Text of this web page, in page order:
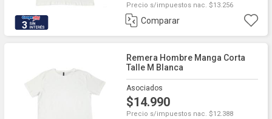
3
Precio s/impuestos nac. $13.256
Comparar
Remera Hombre Manga Corta
Talle M Blanca
Asociados
$14.990
Precio s/impuestos nac. $12.388